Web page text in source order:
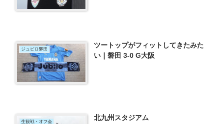
ジュビロ磐田
ツートップがフィットしてきたみた
い｜磐田 3-0 G大阪
生観戦・オフ会 北九州スタジアム